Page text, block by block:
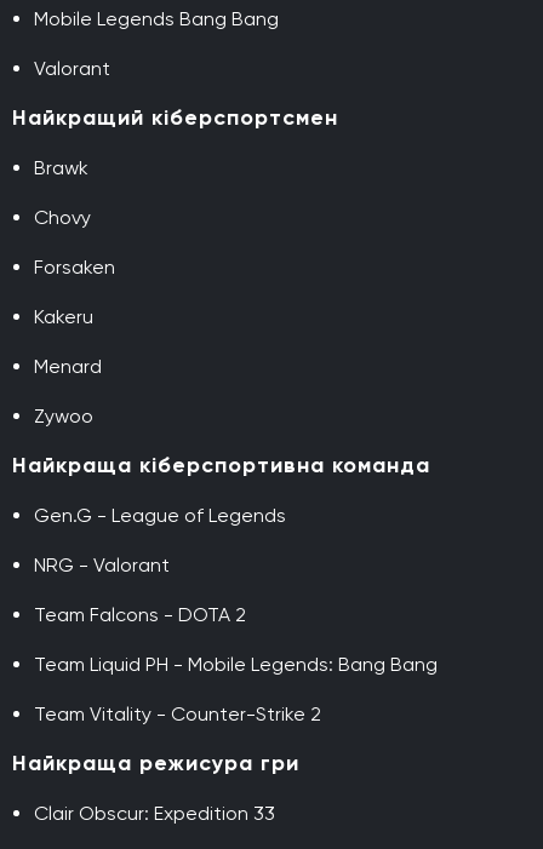
Mobile Legends Bang Bang
Valorant
Найкращий кіберспортсмен
Brawk
Chovy
Forsaken
Kakeru
Menard
Zywoo
Найкраща кіберспортивна команда
Gen.G - League of Legends
NRG - Valorant
Team Falcons - DOTA 2
Team Liquid PH - Mobile Legends: Bang Bang
Team Vitality - Counter-Strike 2
Найкраща режисура гри
Clair Obscur: Expedition 33